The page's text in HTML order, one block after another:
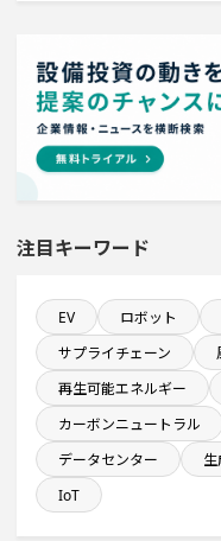
1000億円以上投
従業員数100名以
従業員数が100人
既に100億円以上
来月着工プロジェ
食品卸に関するプ
完成から約10年経
来月完成プロジェク
注目キーワード
EV ロボット
サプライチェーン
再生可能エネルギー
カーボンニュートラル
データセンター
IoT